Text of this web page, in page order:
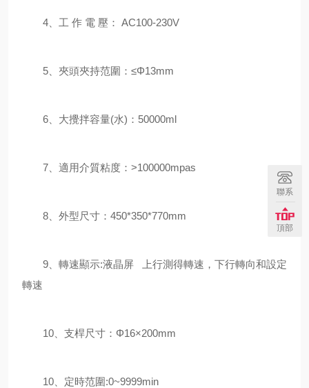
4、工 作 電 壓： AC100-230V
5、夾頭夾持范圍：≤Φ13mm
6、大攪拌容量(水)：50000ml
7、適用介質粘度：>100000mpas
8、外型尺寸：450*350*770mm
9、轉速顯示:液晶屏 上行測得轉速，下行轉向和設定
轉速
10、支桿尺寸：Φ16×200mm
10、定時范圍:0~9999min
聯系
頂部